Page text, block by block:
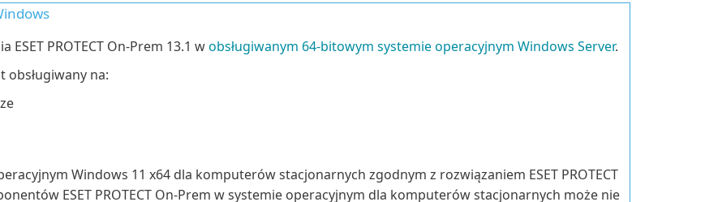
PROTECT On-Prem 13.1 wobsługiwanym 64-bitowym systemie operacyjnym Windows Server.
obsługiwany na:
Windows 11 x64 dla komputerów stacjonarnych zgodnym z rozwiązaniem ESET PROTECT
ESET PROTECT On-Prem w systemie operacyjnym dla komputerów stacjonarnych może nie